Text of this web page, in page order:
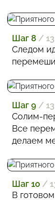
Шаг 8 / 13
Следом
Шаг 9 / 13
Солим-
Все
делаем
Шаг 10 /
В